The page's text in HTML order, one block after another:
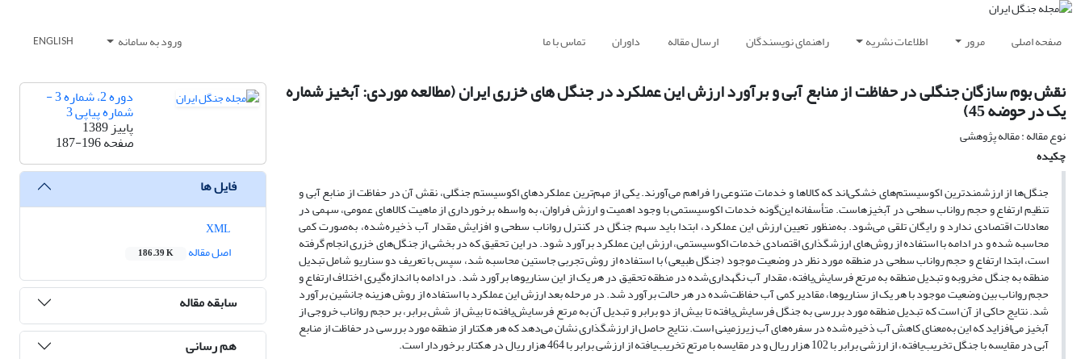
صفحه اصلی مرور اطلاعات نشریه راهنمای نویسندگان ارسال مقاله داوران تماس با ما ورود به سامانه ENGLISH
نقش بوم سازگان جنگلی در حفاظت از منابع آبی و برآورد ارزش این عملکرد در جنگل های خزری ایران (مطالعه موردی: آبخیز شماره
یک در حوضه 45)
نوع مقاله : مقاله پژوهشی
چکیده
جنگل‌ها از ارزشمند‌ترین اکوسیستم‌های خشکی‌اند که کالا‌ها و خدمات متنوعی را فراهم می‌آورند. یکی از مهم‌تر‌ین عملکرد‌های اکوسیستم جنگلی، نقش آن در حفاظت از منابع آبی و
تنظیم ارتفاع و حجم رواناب سطحی در آبخیز‌هاست. متأسفانه این‌گونه خدمات اکوسیستمی با وجود اهمیت و ارزش فراوان، به واسطه برخورداری از ماهیت کالا‌های عمومی، سهمی در
معادلات اقتصادی ندارد و رایگان تلقی می‌شود. به‌منظور تعیین ارزش این عملکرد، ابتدا باید سهم جنگل در کنترل رواناب سطحی و افزایش مقدار آب ذخیره‌شده، به‌صورت کمی
محاسبه شده و در ادامه با استفاده از روش‌های ارزشگذاری اقتصادی خدمات اکوسیستمی، ارزش این عملکرد برآورد شود. در این تحقیق که در بخشی از جنگل‌های خزری انجام گرفته
است، ابتدا ارتفاع و حجم رواناب سطحی در منطقه مورد نظر در وضعیت موجود (جنگل طبیعی) با استفاده از روش تجربی جاستین محاسبه شد، سپس با تعریف دو سناریو شامل تبدیل
منطقه به جنگل مخروبه و تبدیل منطقه به مرتع فرسایش‌یافته، مقدار آب نگهداری‌شده در منطقه تحقیق در هر یک از این سناریوها برآورد شد. در ادامه با اندازه‌گیری اختلاف ارتفاع و
حجم رواناب بین وضعیت موجود با هر یک از سناریوها، مقادیر کمی آب حفاظت‌شده در هر حالت برآورد شد. در مرحله بعد ارزش این عملکرد با استفاده از روش هزینه جانشین برآورد
شد. نتایج حاکی از آن است که تبدیل منطقه مورد بررسی به جنگل فرسایش‌یافته تا بیش از دو برابر و تبدیل آن به مرتع فرسایش‌یافته تا بیش از شش برابر، بر حجم رواناب خروجی از
آبخیز می‌افزاید که این به‌معنای کاهش آب ذخیره‌شده در سفره‌های آب زیرزمینی است. نتایج حاصل از ارزشگذاری نشان می‌دهد که هر هکتار از منطقه مورد بررسی در حفاظت از منابع
آبی در مقایسه با جنگل تخریب‌یافته، از ارزشی برابر با 102 هزار ریال و در مقایسه با مرتع تخریب‌یافته از ارزشی برابر با 464 هزار ریال در هکتار برخوردار است.
دوره 2، شماره 3 -
شماره پیاپی 3
پاییز 1389
صفحه187-196
فایل ها
اصل مقاله
186.39 K
سابقه مقاله
هم رسانی